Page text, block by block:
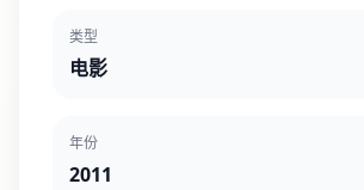
类型
电影
年份
2011